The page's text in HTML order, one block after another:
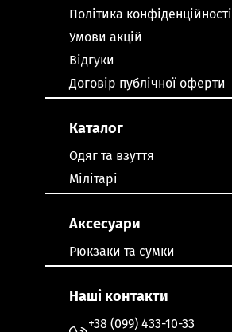
Політика конфіденційності
Умови акцій
Відгуки
Договір публічної оферти
Каталог
Одяг та взуття
Мілітарі
Аксесуари
Рюкзаки та сумки
Наші контакти
+38 (099) 433-10-33